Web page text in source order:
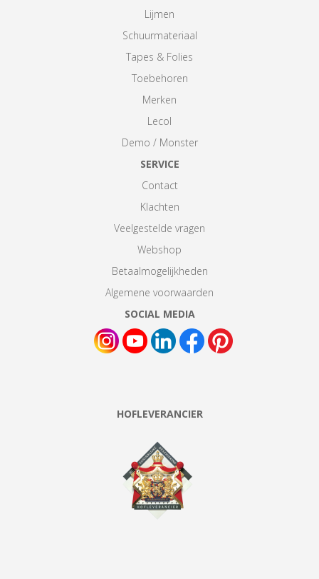
Lijmen
Schuurmateriaal
Tapes & Folies
Toebehoren
Merken
Lecol
Demo / Monster
SERVICE
Contact
Klachten
Veelgestelde vragen
Webshop
Betaalmogelijkheden
Algemene voorwaarden
SOCIAL MEDIA
HOFLEVERANCIER